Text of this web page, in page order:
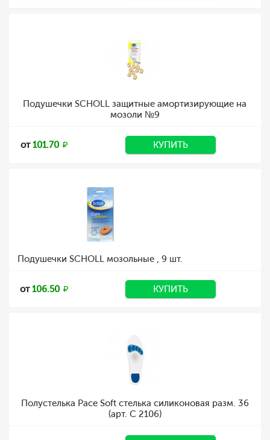
Подушечки SCHOLL защитные амортизирующие на
мозоли №9
от101.70 КУПИТЬ
Подушечки SCHOLL мозольные , 9 шт.
от106.50 КУПИТЬ
Полустелька Pace Soft стелька силиконовая разм. 36
(арт. C 2106)